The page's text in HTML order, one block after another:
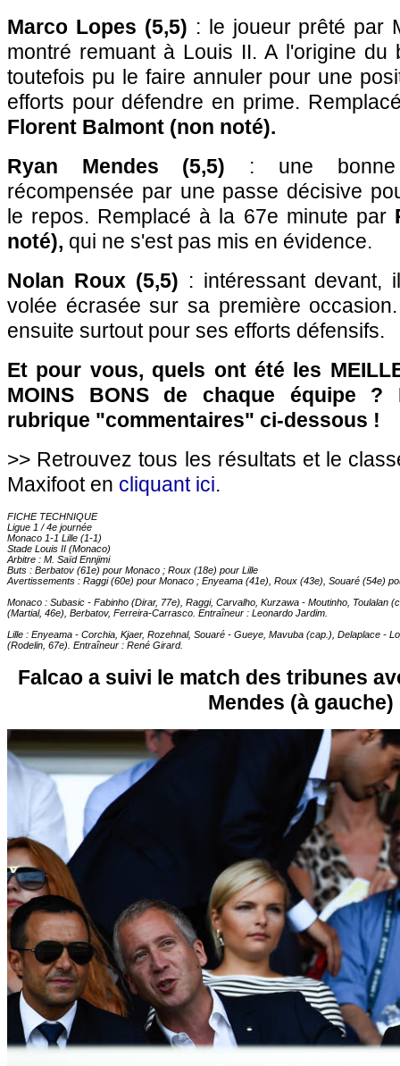
Marco Lopes (5,5) : le joueur prêté par
montré remuant à Louis II. A l'origine du
toutefois pu le faire annuler pour une
efforts pour défendre en prime.
Florent Balmont (non noté).
Ryan Mendes (5,5) : une bonne
récompensée par une passe décisive
le repos. Remplacé à la 67e minute par
noté), qui ne s'est pas mis en évidence.
Nolan Roux (5,5) : intéressant devant,
volée écrasée sur sa première
ensuite surtout pour ses efforts défensifs.
Et pour vous, quels ont été les
MOINS BONS de chaque équipe ?
rubrique "commentaires" ci-dessous !
>> Retrouvez tous les résultats et le
Maxifoot en cliquant ici.
FICHE TECHNIQUE
Ligue 1 / 4e journée
Monaco 1-1 Lille (1-1)
Stade Louis II (Monaco)
Arbitre : M. Saïd Ennjimi
Buts : Berbatov (61e) pour Monaco ; Roux (18e) pour Lille
Avertissements : Raggi (60e) pour Monaco ; Enyeama (41e), Roux (43e), Souaré (54e)
Monaco : Subasic - Fabinho (Dirar, 77e), Raggi, Carvalho, Kurzawa - Moutinho, Toulalan
(Martial, 46e), Berbatov, Ferreira-Carrasco. Entraîneur : Leonardo Jardim.
Lille : Enyeama - Corchia, Kjaer, Rozehnal, Souaré - Gueye, Mavuba (cap.), Delaplace -
(Rodelin, 67e). Entraîneur : René Girard.
Falcao a suivi le match des tribunes
Mendes (à gauche)